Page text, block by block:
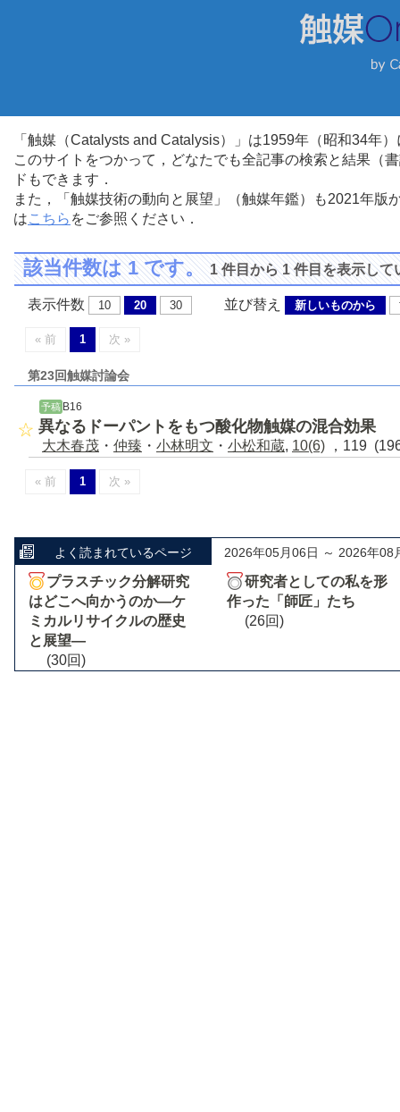
「触媒（Catalysts and Catalysis）」は1959年（昭和34年
このサイトをつかって，どなたでも全記事の検索と結果（
ドもできます．
また，「触媒技術の動向と展望」（触媒年鑑）も2021年
はこちら をご参照ください．
該当件数は 1 です。1 件目から 1 件目を表示して
表示件数 10 20 30 並び替え 新しいものから
« 前 1 次 »
第23回触媒討論会
予稿 B16
異なるドーパントをもつ酸化物触媒の混合効果
大木春茂 ・ 仲臻 ・ 小林明文 ・ 小松和蔵, 10(6) ，119
« 前 1 次 »
よく読まれているページ 2026年05月06日 ～ 2026年08
プラスチック分解研究
はどこへ向かうのか―ケ
ミカルリサイクルの歴史
と展望―
(30回)
研究者としての私を形
作った「師匠」たち
(26回)